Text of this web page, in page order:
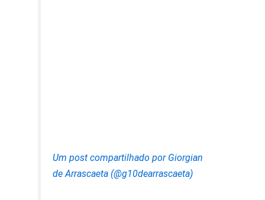
Um post compartilhado por Giorgian
de Arrascaeta (@g10dearrascaeta)